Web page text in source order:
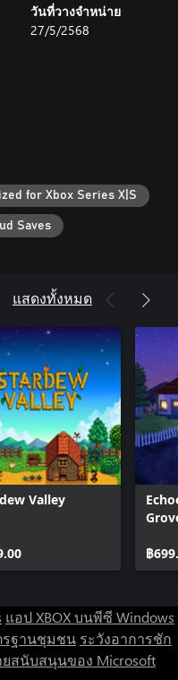
นบ้านของคุณ
องพวกเขา ช่วยพวกเขา
กันเพื่อเอาชีวิตรอด แต่
นาว หากคุณพยายามมาก
และดูซื่อๆ เพราะฉะนั้น
ต้องช่วยเหลือกันไม่ว่าจะ
งกล้ากว่านั้น? ด้วยตัว
ว้าโอกาสและความรัก
ห้ผู้กล้าเข้าไปหา ตั้งแต่
สำรวจแร่
วันที่วางจำหน่าย
27/5/2568
for Xbox Series X|S
Saves
แสดงทั้งหมด
Valley
฿
แอป XBOX บนพีซี Windows
รฐานชุมชน ระวังอาการชัก
ยสนับสนุนของ Microsoft